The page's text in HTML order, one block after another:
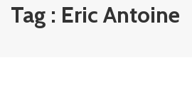
Tag : Eric Antoine